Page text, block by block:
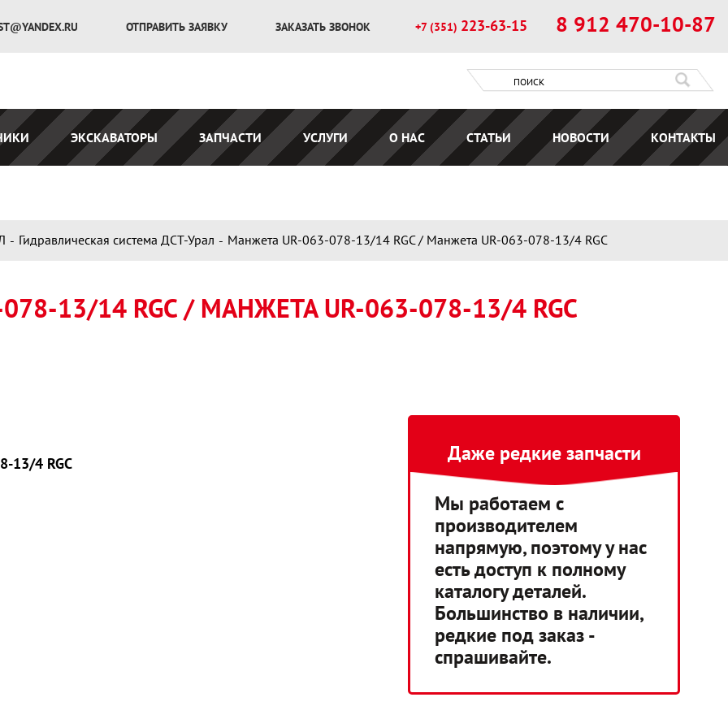
ОТПРАВИТЬ ЗАЯВКУ ЗАКАЗАТЬ ЗВОНОК +7 (351) 223-63-15 8 912 470-10-87
ЭКСКАВАТОРЫ ЗАПЧАСТИ УСЛУГИ О НАС СТАТЬИ НОВОСТИ КОНТАКТЫ
Гидравлическая система ДСТ-Урал Манжета UR-063-078-13/14 RGC / Манжета UR-063-078-13/4 RGC
13/14 RGC / МАНЖЕТА UR-063-078-13/4 RGC
13/4 RGC
Даже редкие запчасти
Мы работаем с
производителем
напрямую, поэтому у нас
есть доступ к полному
каталогу деталей.
Большинство в наличии,
редкие под заказ -
спрашивайте.